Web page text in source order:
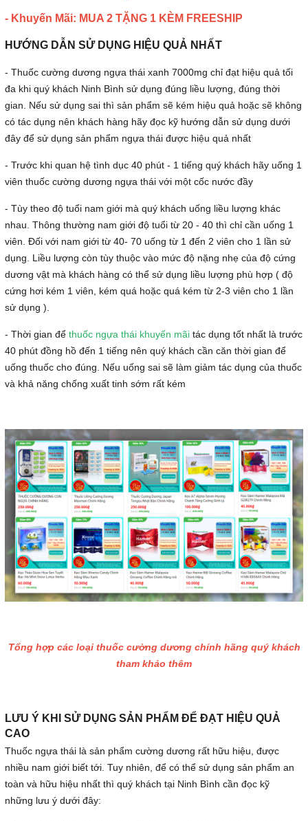
- Khuyến Mãi: MUA 2 TẶNG 1 KÈM FREESHIP
HƯỚNG DẪN SỬ DỤNG HIỆU QUẢ NHẤT
- Thuốc cường dương ngựa thái xanh 7000mg chỉ đạt hiệu quả tối
đa khi quý khách Ninh Bình sử dụng đúng liều lượng, đúng thời
gian. Nếu sử dụng sai thì sản phẩm sẽ kém hiệu quả hoặc sẽ không
có tác dụng nên khách hàng hãy đọc kỹ hướng dẫn sử dụng dưới
đây để sử dụng sản phẩm ngựa thái được hiệu quả nhất
- Trước khi quan hệ tình dục 40 phút - 1 tiếng quý khách hãy uống 1
viên thuốc cường dương ngựa thái với một cốc nước đầy
- Tùy theo độ tuổi nam giới mà quý khách uống liều lượng khác
nhau. Thông thường nam giới độ tuổi từ 20 - 40 thì chỉ cần uống 1
viên. Đối với nam giới từ 40- 70 uống từ 1 đến 2 viên cho 1 lần sử
dụng. Liều lượng còn tùy thuộc vào mức độ nặng nhẹ của độ cứng
dương vật mà khách hàng có thể sử dụng liều lượng phù hợp ( độ
cứng hơi kém 1 viên, kém quá hoặc quá kém từ 2-3 viên cho 1 lần
sử dụng ).
- Thời gian để thuốc ngựa thái khuyến mãi tác dụng tốt nhất là trước
40 phút đồng hồ đến 1 tiếng nên quý khách cần căn thời gian để
uống thuốc cho đúng. Nếu uống sai sẽ làm giảm tác dụng của thuốc
và khả năng chống xuất tinh sớm rất kém
Tổng hợp các loại thuốc cường dương chính hãng quý khách
tham khảo thêm
LƯU Ý KHI SỬ DỤNG SẢN PHẨM ĐỂ ĐẠT HIỆU QUẢ
CAO
Thuốc ngựa thái là sản phẩm cường dương rất hữu hiệu, được
nhiều nam giới biết tới. Tuy nhiên, để có thể sử dụng sản phẩm an
toàn và hữu hiệu nhất thì quý khách tại Ninh Bình cần đọc kỹ
những lưu ý dưới đây: